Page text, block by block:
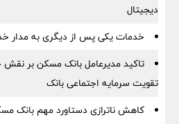
دیجیتال
خدمات یکی پس از دیگری به مدار
تاکید مدیرعامل بانک مسکن بر نقش
تقویت سرمایه اجتماعی بانک
کاهش ناترازی دستاورد مهم بانک